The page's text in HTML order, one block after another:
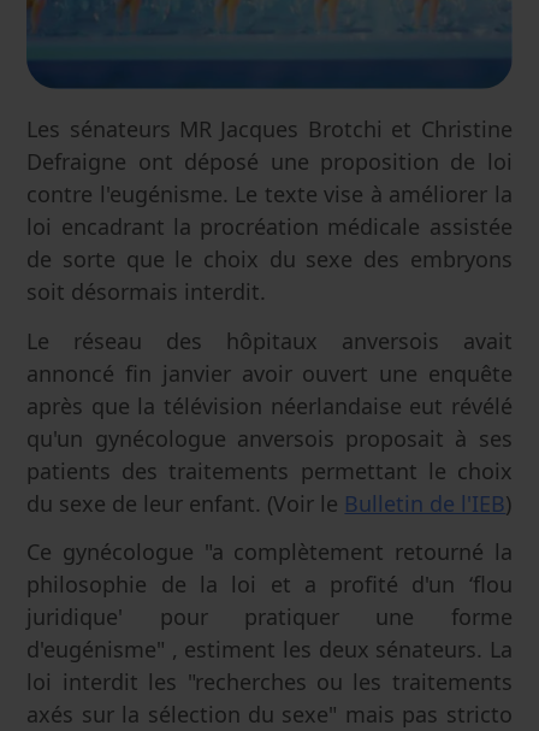
Les sénateurs MR Jacques Brotchi et Christine
Defraigne ont déposé une proposition de loi
contre l'eugénisme. Le texte vise à améliorer la
loi encadrant la procréation médicale assistée
de sorte que le choix du sexe des embryons
soit désormais interdit.
Le réseau des hôpitaux anversois avait
annoncé fin janvier avoir ouvert une enquête
après que la télévision néerlandaise eut révélé
qu'un gynécologue anversois proposait à ses
patients des traitements permettant le choix
du sexe de leur enfant. (Voir le Bulletin de l'IEB)
Ce gynécologue "a complètement retourné la
philosophie de la loi et a profité d'un ‘flou
juridique' pour pratiquer une forme
d'eugénisme" , estiment les deux sénateurs. La
loi interdit les "recherches ou les traitements
axés sur la sélection du sexe" mais pas stricto